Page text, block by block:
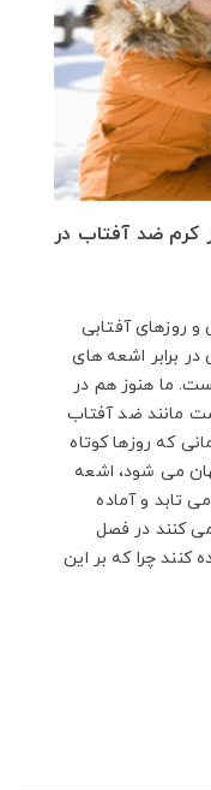
کرم ضد آفتاب در
روزهای آفتابی
در برابر اشعه های
ما هنوز هم در
مانند ضد آفتاب
که روزها کوتاه
می شود، اشعه
تابد و آماده
کنند در فصل
کنند چرا که بر این